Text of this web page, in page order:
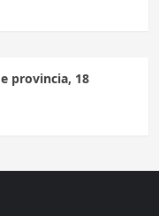
provincia, 18